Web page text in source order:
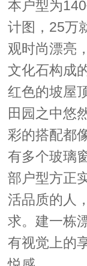
本户型为
计图，25万
观时尚漂亮
文化石构成
红色的坡屋
田园之中悠
彩的搭配都
有多个玻璃
部户型方正
活品质的人
求。建一栋
有视觉上的